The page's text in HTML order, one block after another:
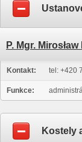
P. Mgr.
Kontakt: tel: +420
Funkce:
Kostely